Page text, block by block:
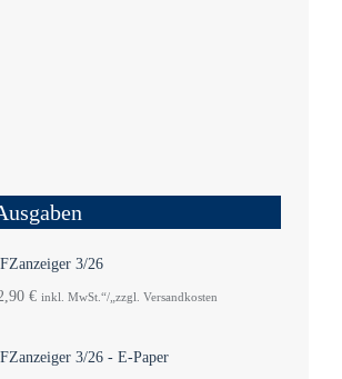
3/26
€ inkl. MwSt.“/„zzgl. Versandkosten
3/26 - E-Paper